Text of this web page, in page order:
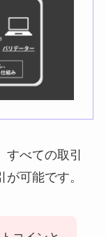
べての取引
可能です。